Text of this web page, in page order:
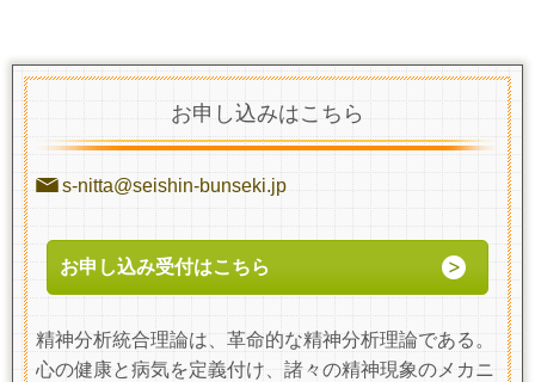
お申し込みはこちら
s-nitta@seishin-bunseki.jp
お申し込み受付はこちら
精神分析統合理論は、革命的な精神分析理論である。
心の健康と病気を定義付け、諸々の精神現象のメカニ